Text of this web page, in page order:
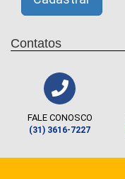
Contatos
FALE CONOSCO
(31) 3616-7227